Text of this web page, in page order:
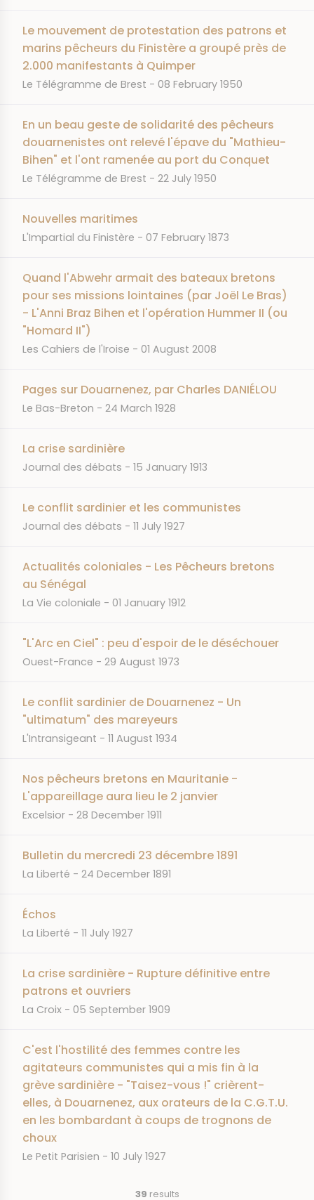
Le mouvement de protestation des patrons et
marins pêcheurs du Finistère a groupé près de
2.000 manifestants à Quimper
JOURNAL
Le Télégramme de Brest DATE
08 February 1950
En un beau geste de solidarité des pêcheurs
douarnenistes ont relevé l'épave du "Mathieu-
Bihen" et l'ont ramenée au port du Conquet
JOURNAL
Le Télégramme de Brest DATE
22 July 1950
Nouvelles maritimes
JOURNAL
L'Impartial du Finistère DATE
07 February 1873
Quand l'Abwehr armait des bateaux bretons
pour ses missions lointaines (par Joël Le Bras)
- L'Anni Braz Bihen et l'opération Hummer II (ou
"Homard II")
JOURNAL
Les Cahiers de l'Iroise DATE
01 August 2008
Pages sur Douarnenez, par Charles DANIÉLOU
JOURNAL
Le Bas-Breton DATE
24 March 1928
La crise sardinière
JOURNAL
Journal des débats DATE
15 January 1913
Le conflit sardinier et les communistes
JOURNAL
Journal des débats DATE
11 July 1927
Actualités coloniales - Les Pêcheurs bretons
au Sénégal
JOURNAL
La Vie coloniale DATE
01 January 1912
"L'Arc en Ciel" : peu d'espoir de le déséchouer
JOURNAL
Ouest-France DATE
29 August 1973
Le conflit sardinier de Douarnenez - Un
"ultimatum" des mareyeurs
JOURNAL
L'Intransigeant DATE
11 August 1934
Nos pêcheurs bretons en Mauritanie -
L'appareillage aura lieu le 2 janvier
JOURNAL
Excelsior DATE
28 December 1911
Bulletin du mercredi 23 décembre 1891
JOURNAL
La Liberté DATE
24 December 1891
Échos
JOURNAL
La Liberté DATE
11 July 1927
La crise sardinière - Rupture définitive entre
patrons et ouvriers
JOURNAL
La Croix DATE
05 September 1909
C'est l'hostilité des femmes contre les
agitateurs communistes qui a mis fin à la
grève sardinière - "Taisez-vous !" crièrent-
elles, à Douarnenez, aux orateurs de la C.G.T.U.
en les bombardant à coups de trognons de
choux
JOURNAL
Le Petit Parisien DATE
10 July 1927
39 results